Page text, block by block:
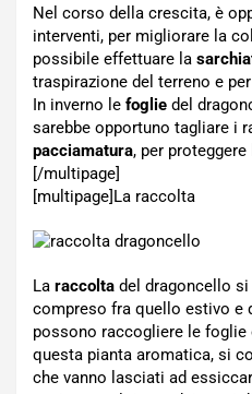
Nel corso della crescita, è
interventi, per migliorare la
possibile effettuare la
traspirazione del terreno e
In inverno le foglie del
sarebbe opportuno tagliare i
pacciamatura, per
[/multipage]
[multipage]La raccolta
La raccolta del dragoncello
compreso fra quello estivo e
possono raccogliere le foglie
questa pianta aromatica, si
che vanno lasciati ad